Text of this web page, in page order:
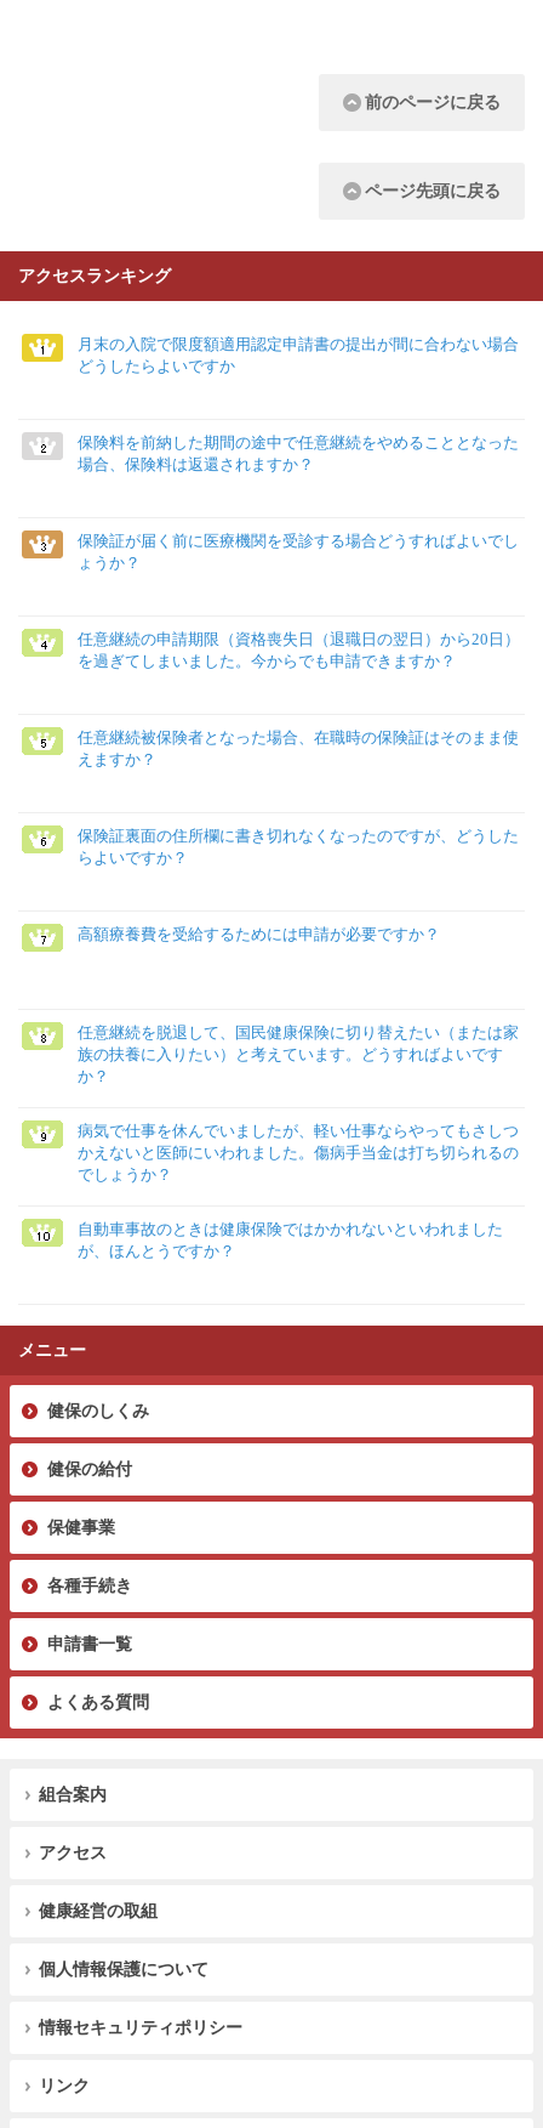
前のページに戻る
ページ先頭に戻る
アクセスランキング
月末の入院で限度額適用認定申請書の提出が間に合わない場合
どうしたらよいですか
保険料を前納した期間の途中で任意継続をやめることとなった
場合、保険料は返還されますか？
保険証が届く前に医療機関を受診する場合どうすればよいでし
ょうか？
任意継続の申請期限（資格喪失日（退職日の翌日）から20日）
を過ぎてしまいました。今からでも申請できますか？
任意継続被保険者となった場合、在職時の保険証はそのまま使
えますか？
保険証裏面の住所欄に書き切れなくなったのですが、どうした
らよいですか？
高額療養費を受給するためには申請が必要ですか？
任意継続を脱退して、国民健康保険に切り替えたい（または家
族の扶養に入りたい）と考えています。どうすればよいです
か？
病気で仕事を休んでいましたが、軽い仕事ならやってもさしつ
かえないと医師にいわれました。傷病手当金は打ち切られるの
でしょうか？
自動車事故のときは健康保険ではかかれないといわれました
が、ほんとうですか？
メニュー
健保のしくみ
健保の給付
保健事業
各種手続き
申請書一覧
よくある質問
組合案内
アクセス
健康経営の取組
個人情報保護について
情報セキュリティポリシー
リンク